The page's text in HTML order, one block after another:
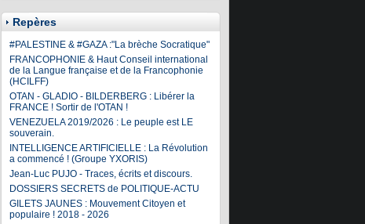
Repères
#PALESTINE & #GAZA :"La brèche Socratique"
FRANCOPHONIE & Haut Conseil international
de la Langue française et de la Francophonie
(HCILFF)
OTAN - GLADIO - BILDERBERG : Libérer la
FRANCE ! Sortir de l'OTAN !
VENEZUELA 2019/2026 : Le peuple est LE
souverain.
INTELLIGENCE ARTIFICIELLE : La Révolution
a commencé ! (Groupe YXORIS)
Jean-Luc PUJO - Traces, écrits et discours.
DOSSIERS SECRETS de POLITIQUE-ACTU
GILETS JAUNES : Mouvement Citoyen et
populaire ! 2018 - 2026